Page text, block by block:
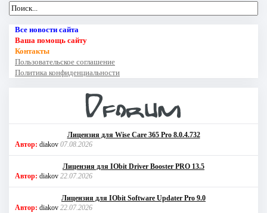
Все новости сайта
Ваша помощь сайту
Контакты
Пользовательское соглашение
Политика конфиденциальности
Лицензия для Wise Care 365 Pro 8.0.4.732
Автор: diakov 07.08.2026
Лицензия для IObit Driver Booster PRO 13.5
Автор: diakov 22.07.2026
Лицензия для IObit Software Updater Pro 9.0
Автор: diakov 22.07.2026